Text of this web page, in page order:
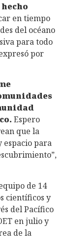
hecho
en tiempo
del océano
para todo
por
Espero
que la
espacio para
de 14
científicos y
del Pacífico
en julio y
de la